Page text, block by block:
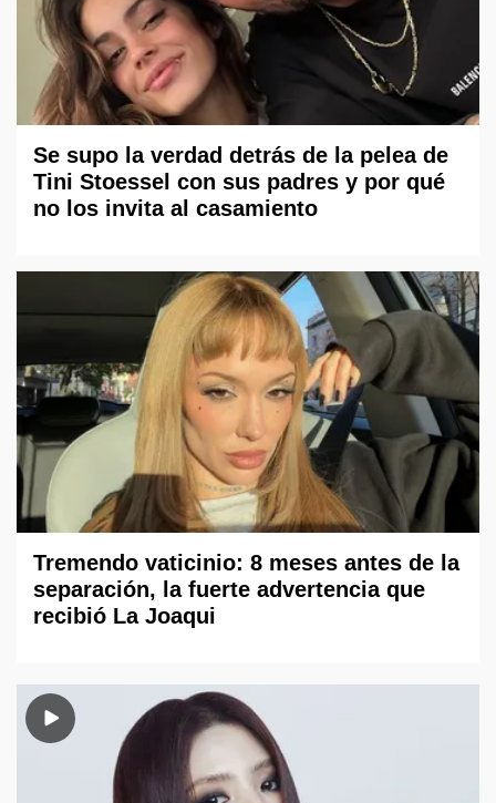
Se supo la verdad detrás de la pelea de
Tini Stoessel con sus padres y por qué
no los invita al casamiento
Tremendo vaticinio: 8 meses antes de la
separación, la fuerte advertencia que
recibió La Joaqui